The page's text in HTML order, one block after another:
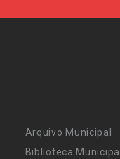
Arquivo Municipal
Biblioteca Municipal